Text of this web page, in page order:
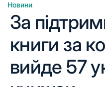
Опублікувати
Новини
За
книги за
вийде 57